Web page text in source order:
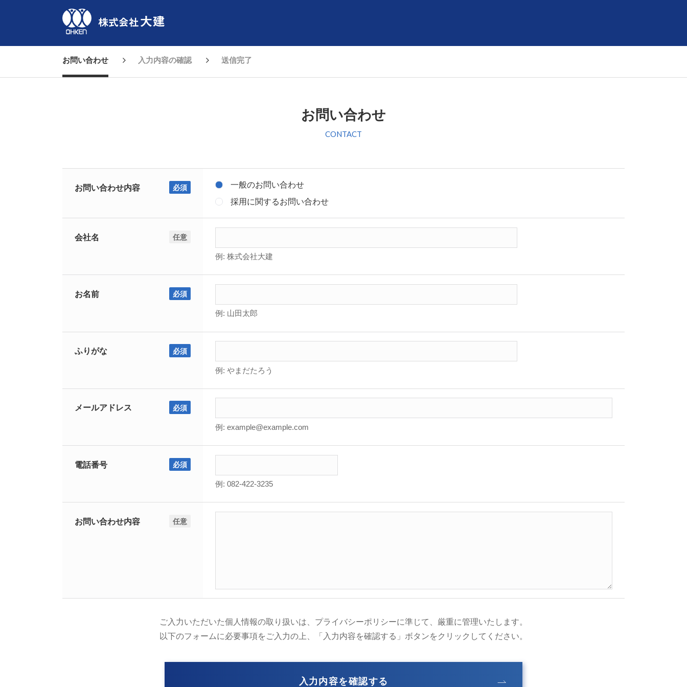
お問い合わせ 入力内容の確認 送信完了
お問い合わせ
お問い合わせ内容 必須
一般のお問い合わせ
採用に関するお問い合わせ
会社名 任意
例: 株式会社大建
お名前 必須
例: 山田太郎
ふりがな 必須
例: やまだたろう
メールアドレス 必須
例: example@example.com
電話番号 必須
例: 082-422-3235
お問い合わせ内容 任意
ご入力いただいた個人情報の取り扱いは、プライバシーポリシーに準じて、厳重に管理いたします。
以下のフォームに必要事項をご入力の上、「入力内容を確認する」ボタンをクリックしてください。
入力内容を確認する